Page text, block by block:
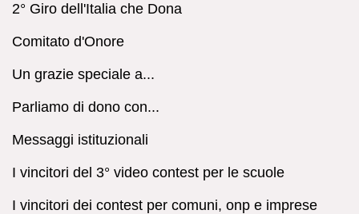
2° Giro dell'Italia che Dona
Comitato d'Onore
Un grazie speciale a...
Parliamo di dono con...
Messaggi istituzionali
I vincitori del 3° video contest per le scuole
I vincitori dei contest per comuni, onp e imprese